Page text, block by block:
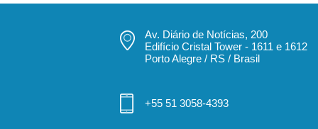
Av. Diário de Notícias, 200
Edifício Cristal Tower - 1611 e 1612
Porto Alegre / RS / Brasil
+55 51 3058-4393